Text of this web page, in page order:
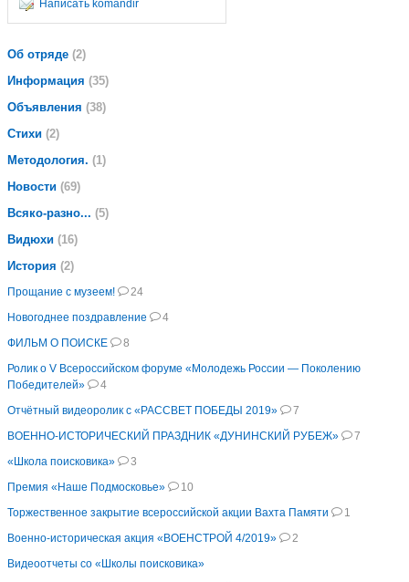
Написать komandir
Об отряде (2)
Информация (35)
Объявления (38)
Стихи (2)
Методология. (1)
Новости (69)
Всяко-разно... (5)
Видюхи (16)
История (2)
Прощание с музеем!
24
Новогоднее поздравление
4
ФИЛЬМ О ПОИСКЕ
8
Ролик о V Всероссийском форуме «Молодежь России — Поколению
Победителей»
4
Oтчётный видеоролик с «РАССВЕТ ПОБЕДЫ 2019»
7
ВОЕННО-ИСТОРИЧЕСКИЙ ПРАЗДНИК «ДУНИНСКИЙ РУБЕЖ»
7
«Школа поисковика»
3
Премия «Наше Подмосковье»
10
Торжественное закрытие всероссийской акции Вахта Памяти
1
Военно-историческая акция «ВОЕНСТРОЙ 4/2019»
2
Видеоотчеты со «Школы поисковика»